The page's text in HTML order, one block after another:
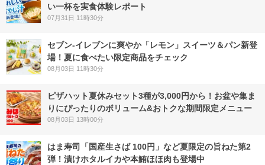
い一杯を実食体験レポート
07月31日 11時30分
セブン‐イレブンに爽やか「レモン」スイーツ＆パン新登
場！夏に食べたい限定商品をチェック
08月03日 11時30分
ピザハット夏休みセット3種が3,000円から！お盆や集ま
りにぴったりのボリューム&おトクな期間限定メニュー
08月03日 13時00分
はま寿司「国産生さば 100円」など夏限定の旨ねた第2
弾！漬けホタルイカや本鮪ほほ肉も登場中